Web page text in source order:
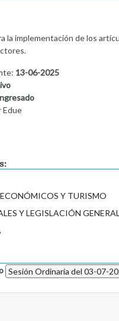
implementación de los
13-06-2025
Edue
Y TURISMO
Y LEGISLACIÓN
Sesión Ordinaria del 03-07-